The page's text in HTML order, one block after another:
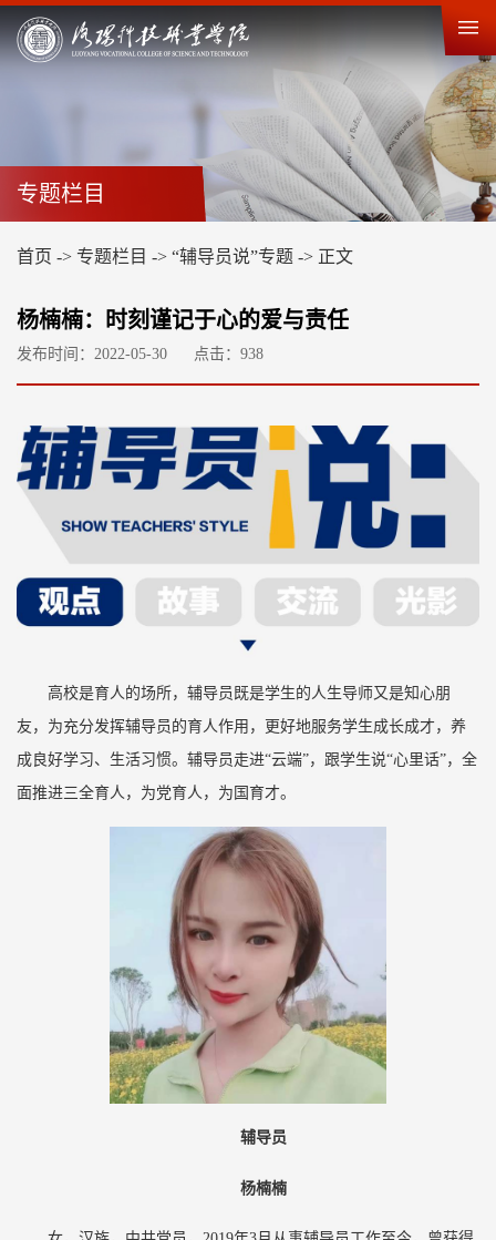
专题栏目
首页 -> 专题栏目 -> “辅导员说”专题 -> 正文
杨楠楠：时刻谨记于心的爱与责任
发布时间：2022-05-30 点击： 938
高校是育人的场所，辅导员既是学生的人生导师又是知心朋
友，为充分发挥辅导员的育人作用，更好地服务学生成长成才，养
成良好学习、生活习惯。辅导员走进“云端”，跟学生说“心里话”，全
面推进三全育人，为党育人，为国育才。
辅导员
杨楠楠